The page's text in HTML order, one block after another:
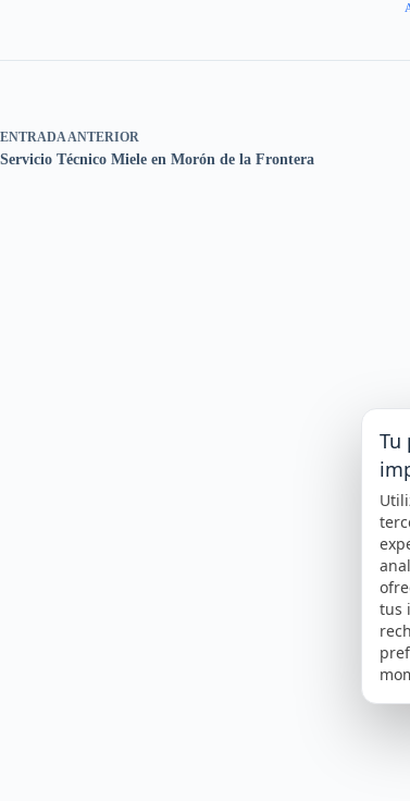
ENTRADA ANTERIOR
Servicio Técnico Miele en Morón de la Frontera
Tu
tus